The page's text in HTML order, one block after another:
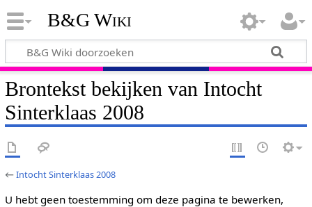
B&G Wiki
Brontekst bekijken van Intocht
Sinterklaas 2008
←Intocht Sinterklaas 2008
U hebt geen toestemming om deze pagina te bewerken,